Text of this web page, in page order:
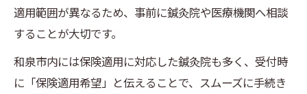
適用範囲が異なるため、事前に鍼灸院や医療機関へ相談
することが大切です。
和泉市内には保険適用に対応した鍼灸院も多く、受付時
に「保険適用希望」と伝えることで、スムーズに手続き